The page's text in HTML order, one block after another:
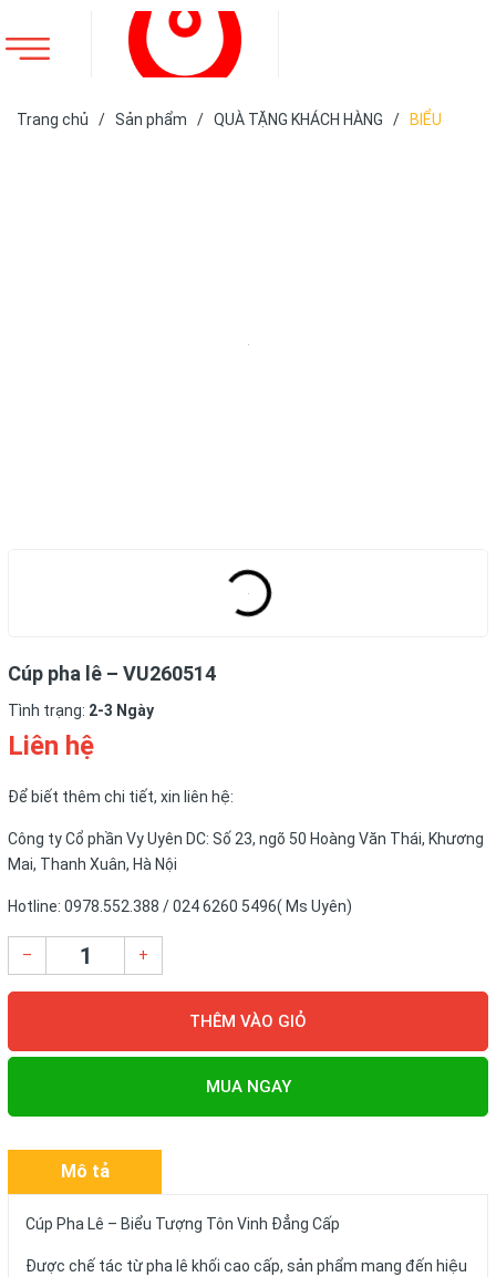
Trang chủ / Sản phẩm / QUÀ TẶNG KHÁCH HÀNG /
BIỂU
Cúp pha lê – VU260514
Tình trạng: 2-3 Ngày
Liên hệ
Để biết thêm chi tiết, xin liên hệ:
Công ty Cổ phần Vy Uyên DC: Số 23, ngõ 50 Hoàng Văn Thái, Khương
Mai, Thanh Xuân, Hà Nội
Hotline: 0978.552.388 / 024 6260 5496( Ms Uyên)
– +
THÊM VÀO GIỎ
MUA NGAY
Mô tả
Cúp Pha Lê – Biểu Tượng Tôn Vinh Đẳng Cấp
Được chế tác từ pha lê khối cao cấp, sản phẩm mang đến hiệu